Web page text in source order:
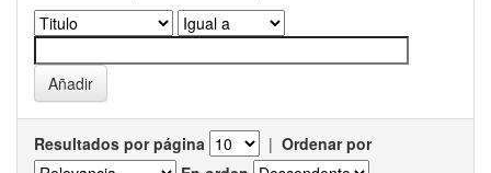
Resultados por página | Ordenar por